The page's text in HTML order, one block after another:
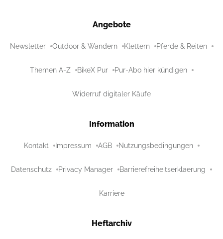
Angebote
Newsletter Outdoor & Wandern Klettern Pferde & Reiten
Themen A-Z BikeX Pur Pur-Abo hier kündigen
Widerruf digitaler Käufe
Information
Kontakt Impressum AGB Nutzungsbedingungen
Datenschutz Privacy Manager Barrierefreiheitserklaerung
Karriere
Heftarchiv